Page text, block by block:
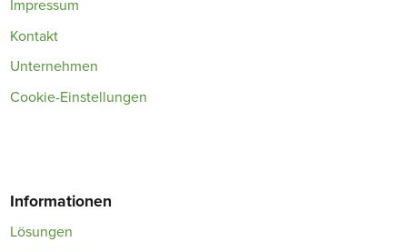
Impressum
Kontakt
Unternehmen
Cookie-Einstellungen
Informationen
Lösungen